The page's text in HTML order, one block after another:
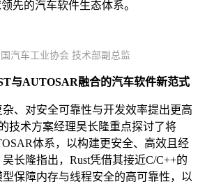
先的汽车软件生态体系。
汽车工业协会 技术部副总监
与AUTOSAR融合的汽车软件新范式
、对安全可靠性与开发效率提出更高
技术方案经理吴长隆重点探讨了将
体系，以构建更安全、高效且经
长隆指出，Rust凭借其接近C/C++的
保障内存与线程安全的高可靠性，以